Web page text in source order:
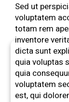
Sed ut
voluptatem
totam rem
inventore
dicta sunt
quia voluptas
quia
voluptatem
est, qui